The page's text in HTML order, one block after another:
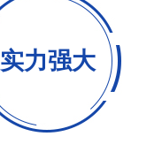
实力强大